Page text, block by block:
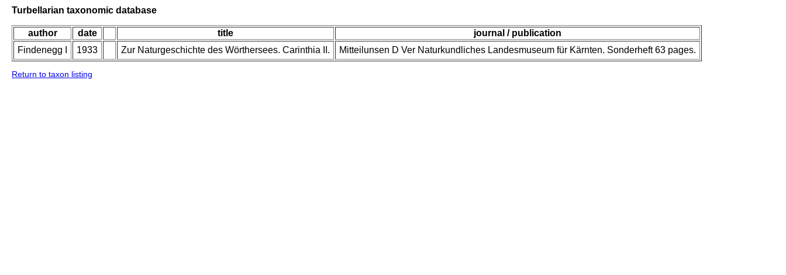
Turbellarian taxonomic database
author date title
journal / publication
Findenegg I
1933 Zur Naturgeschichte des Wörthersees. Carinthia II. Mitteilunsen D Ver Naturkundliches Landesmuseum für Kärnten. Sonderheft 63 pages.
Return to taxon listing